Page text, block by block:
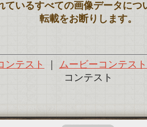
いるすべての画像データにつ
転載をお断りします。
ンテスト
ムービーコンテスト
コンテスト